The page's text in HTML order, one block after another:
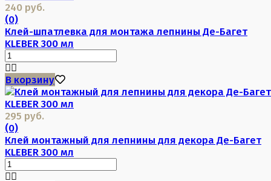
240 руб.
(0)
Клей-шпатлевка для монтажа лепнины Де-Багет
KLEBER 300 мл
В корзину
295 руб.
(0)
Клей монтажный для лепнины для декора Де-Багет
KLEBER 300 мл